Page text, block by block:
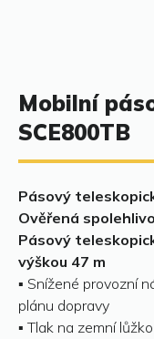
Mobilní
SCE800TB
Pásový
Ověřená
Pásový
výškou 47 m
▪ Snížené provozní
plánu dopravy
▪ Tlak na zemní